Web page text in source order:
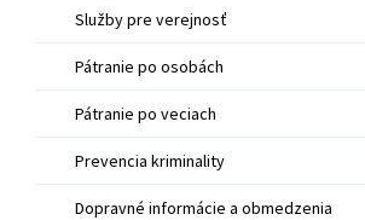
Služby pre verejnosť
Pátranie po osobách
Pátranie po veciach
Prevencia kriminality
Dopravné informácie a obmedzenia